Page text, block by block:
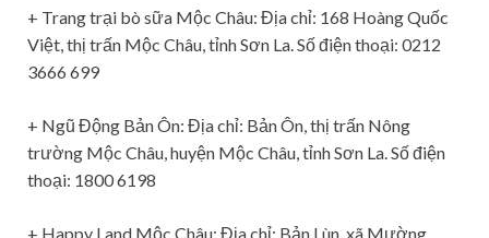
+ Trang trại bò sữa Mộc Châu: Địa chỉ: 168 Hoàng Quốc
Việt, thị trấn Mộc Châu, tỉnh Sơn La. Số điện thoại: 0212
3666 699
+ Ngũ Động Bản Ôn: Địa chỉ: Bản Ôn, thị trấn Nông
trường Mộc Châu, huyện Mộc Châu, tỉnh Sơn La. Số điện
thoại: 1800 6198
+ Happy Land Mộc Châu: Địa chỉ: Bản Lùn, xã Mường